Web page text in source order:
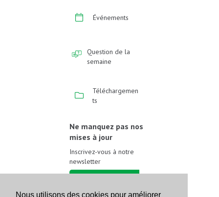
Nous utilisons des cookies pour améliorer
Événements
Question de la
semaine
Téléchargemen
ts
Ne manquez pas nos
mises à jour
Inscrivez-vous à notre
newsletter